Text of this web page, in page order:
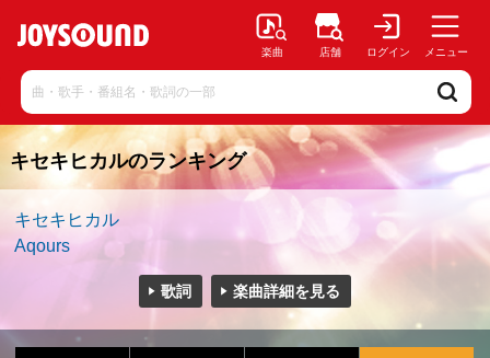
楽曲 店舗 ログイン メニュー
キセキヒカルのランキング
キセキヒカル
Aqours
歌詞 楽曲詳細を見る